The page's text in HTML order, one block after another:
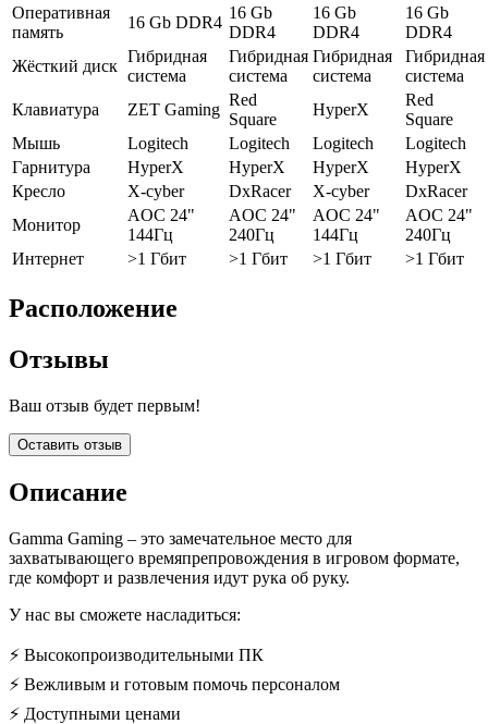
Оперативная
память
16 Gb DDR4
16 Gb
DDR4
16 Gb
DDR4
16 Gb
DDR4
Жёсткий диск
Гибридная
система
Гибридная
система
Гибридная
система
Гибридная
система
Клавиатура
ZET Gaming
Red
Square
HyperX
Red
Square
Мышь
Logitech Logitech Logitech
Logitech
Гарнитура
HyperX HyperX HyperX
HyperX
Кресло
X-cyber DxRacer X-cyber
DxRacer
Монитор
AOC 24"
144Гц
AOC 24"
240Гц
AOC 24"
144Гц
AOC 24"
240Гц
Интернет
>1 Гбит >1 Гбит >1 Гбит >1 Гбит
Расположение
Отзывы
Ваш отзыв будет первым!
Оставить отзыв
Описание
Gamma Gaming – это замечательное место для
захватывающего времяпрепровождения в игровом формате,
где комфорт и развлечения идут рука об руку.
У нас вы сможете насладиться:
⚡ Высокопроизводительными ПК
⚡ Вежливым и готовым помочь персоналом
⚡ Доступными ценами